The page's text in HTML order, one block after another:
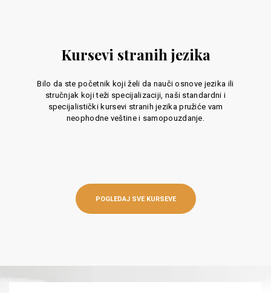
Kursevi stranih jezika
Bilo da ste početnik koji želi da nauči osnove jezika ili
stručnjak koji teži specijalizaciji, naši standardni i
specijalistički kursevi stranih jezika pružiće vam
neophodne veštine i samopouzdanje.
POGLEDAJ SVE KURSEVE